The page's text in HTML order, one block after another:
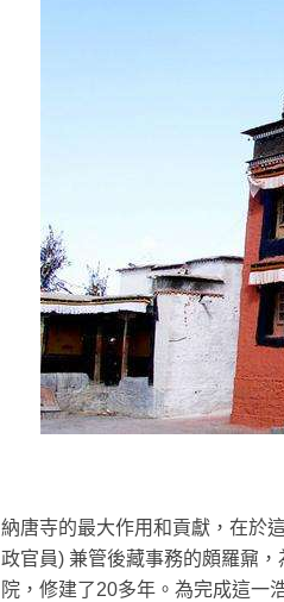
納唐寺的最大作用和貢獻，在於
政官員) 兼管後藏事務的頗羅鼐
院，修建了20多年。為完成這一